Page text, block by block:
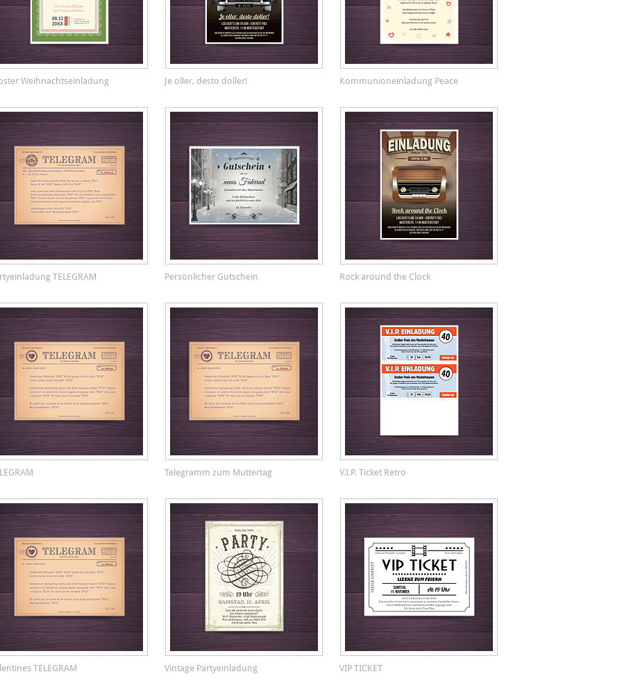
Weihnachtseinladung Je oller, desto doller! Kommunioneinladung Peace
TELEGRAM Persönlicher Gutschein Rock around the Clock
Telegramm zum Muttertag V.I.P. Ticket Retro
TELEGRAM Vintage Partyeinladung VIP TICKET